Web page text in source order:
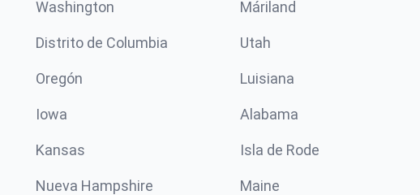
Washington Máriland
Distrito de Columbia Utah
Oregón Luisiana
Iowa Alabama
Kansas Isla de Rode
Nueva Hampshire Maine